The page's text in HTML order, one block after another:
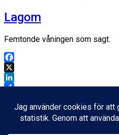
Lagom
Femtonde våningen som sagt.
Facebook
X
LinkedIn
Inläggsdatum
20 april, 2011